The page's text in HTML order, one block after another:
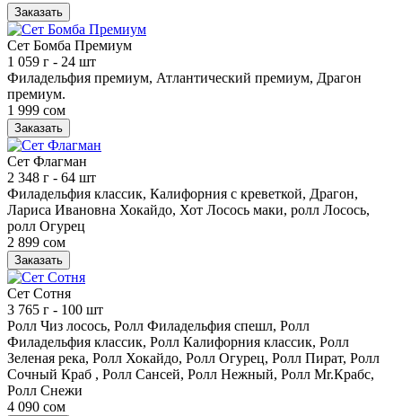
Заказать
Сет Бомба Премиум
1 059 г - 24 шт
Филадельфия премиум, Атлантический премиум, Драгон
премиум.
1 999 сом
Заказать
Сет Флагман
2 348 г - 64 шт
Филадельфия классик, Калифорния с креветкой, Драгон,
Лариса Ивановна Хокайдо, Хот Лосось маки, ролл Лосось,
ролл Огурец
2 899 сом
Заказать
Сет Сотня
3 765 г - 100 шт
Ролл Чиз лосось, Ролл Филадельфия спешл, Ролл
Филадельфия классик, Ролл Калифорния классик, Ролл
Зеленая река, Ролл Хокайдо, Ролл Огурец, Ролл Пират, Ролл
Сочный Краб , Ролл Сансей, Ролл Нежный, Ролл Mr.Крабс,
Ролл Снежи
4 090 сом